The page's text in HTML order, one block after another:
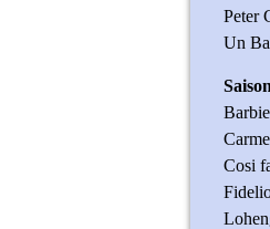
Peter
Un
Cosi